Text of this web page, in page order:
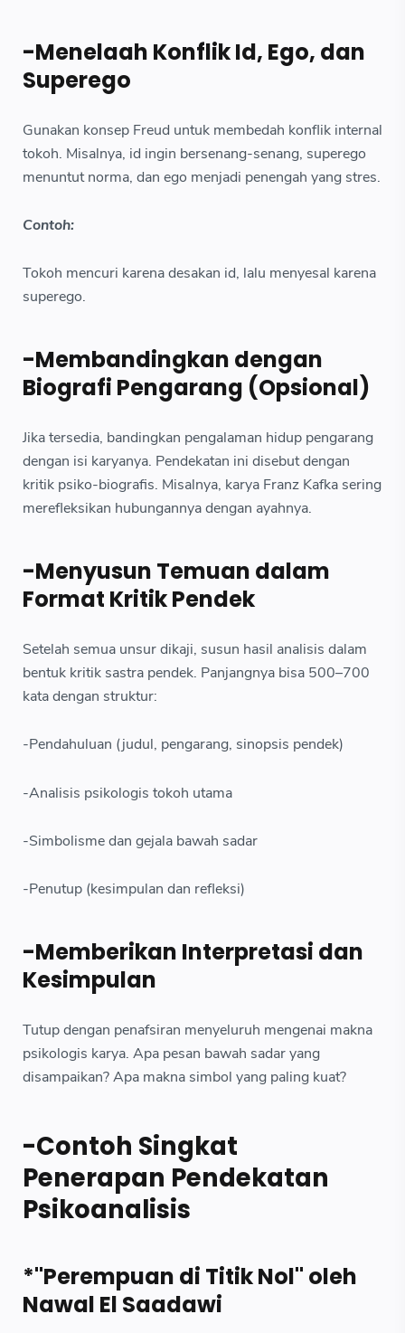
-Menelaah Konflik Id, Ego, dan
Superego
Gunakan konsep Freud untuk membedah konflik internal
tokoh. Misalnya, id ingin bersenang-senang, superego
menuntut norma, dan ego menjadi penengah yang stres.
Contoh:
Tokoh mencuri karena desakan id, lalu menyesal karena
superego.
-Membandingkan dengan
Biografi Pengarang (Opsional)
Jika tersedia, bandingkan pengalaman hidup pengarang
dengan isi karyanya. Pendekatan ini disebut dengan
kritik psiko-biografis. Misalnya, karya Franz Kafka sering
merefleksikan hubungannya dengan ayahnya.
-Menyusun Temuan dalam
Format Kritik Pendek
Setelah semua unsur dikaji, susun hasil analisis dalam
bentuk kritik sastra pendek. Panjangnya bisa 500–700
kata dengan struktur:
-Pendahuluan (judul, pengarang, sinopsis pendek)
-Analisis psikologis tokoh utama
-Simbolisme dan gejala bawah sadar
-Penutup (kesimpulan dan refleksi)
-Memberikan Interpretasi dan
Kesimpulan
Tutup dengan penafsiran menyeluruh mengenai makna
psikologis karya. Apa pesan bawah sadar yang
disampaikan? Apa makna simbol yang paling kuat?
-Contoh Singkat
Penerapan Pendekatan
Psikoanalisis
*"Perempuan di Titik Nol" oleh
Nawal El Saadawi